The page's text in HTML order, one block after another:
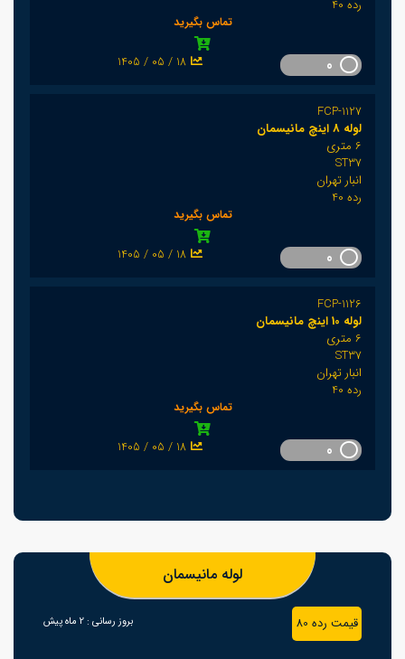
رده 40
تماس بگیرید
1405 / 05 / 18
FCP-1127
لوله 8 اینچ مانیسمان
6 متری
ST37
انبار تهران
رده 40
تماس بگیرید
1405 / 05 / 18
FCP-1126
لوله 10 اینچ مانیسمان
6 متری
ST37
انبار تهران
رده 40
تماس بگیرید
1405 / 05 / 18
لوله مانیسمان
قیمت رده 80 بروز رسانی : 2 ماه پیش